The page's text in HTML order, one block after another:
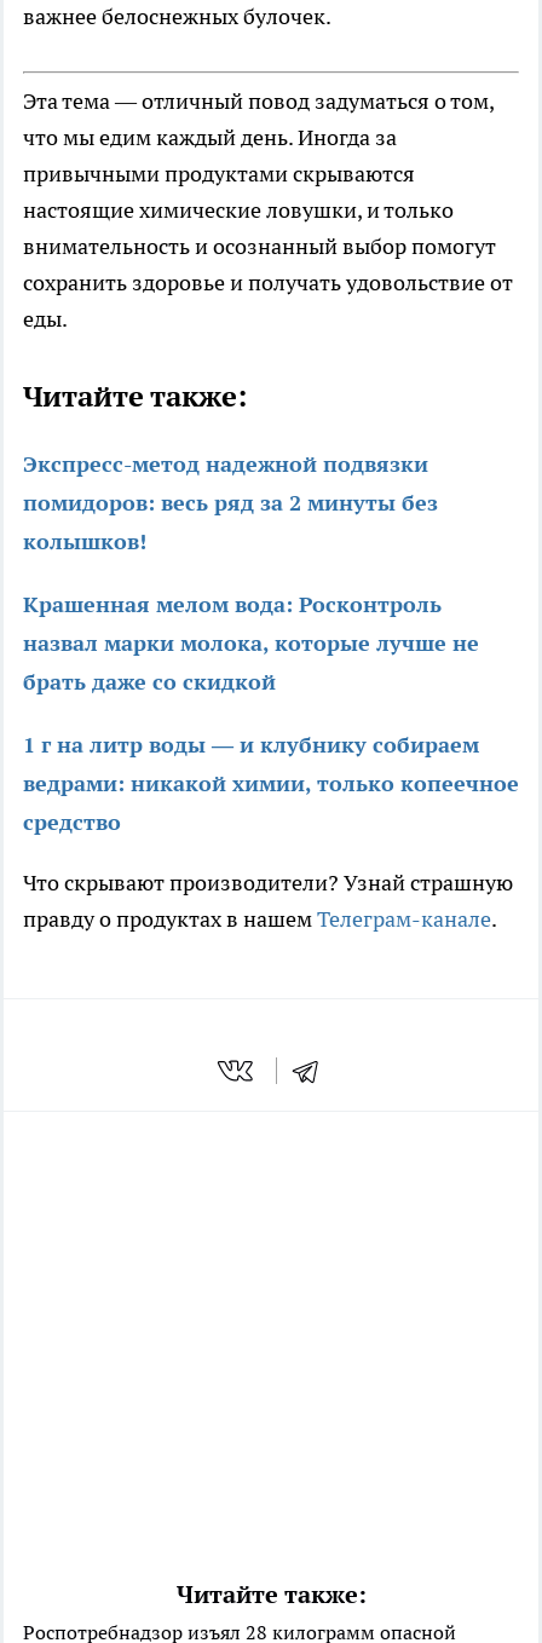
важнее белоснежных булочек.
Эта тема — отличный повод задуматься о том,
что мы едим каждый день. Иногда за
привычными продуктами скрываются
настоящие химические ловушки, и только
внимательность и осознанный выбор помогут
сохранить здоровье и получать удовольствие от
еды.
Читайте также:
Экспресс-метод надежной подвязки
помидоров: весь ряд за 2 минуты без
колышков!
Крашенная мелом вода: Росконтроль
назвал марки молока, которые лучше не
брать даже со скидкой
1 г на литр воды — и клубнику собираем
ведрами: никакой химии, только копеечное
средство
Что скрывают производители? Узнай страшную
правду о продуктах в нашемТелеграм-канале.
Читайте также:
Роспотребнадзор изъял 28 килограмм опасной